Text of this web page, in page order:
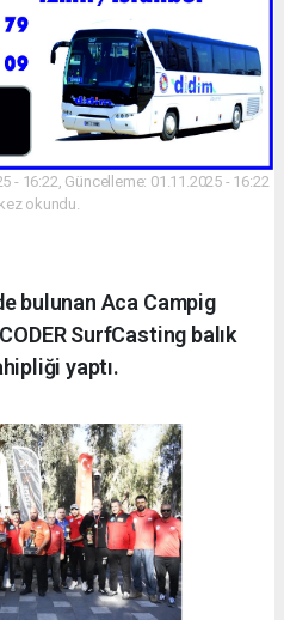
- 16:22, Güncelleme: 01.11.2025 - 16:22
okundu.
bulunan Aca Campig
SurfCasting balık
yaptı.